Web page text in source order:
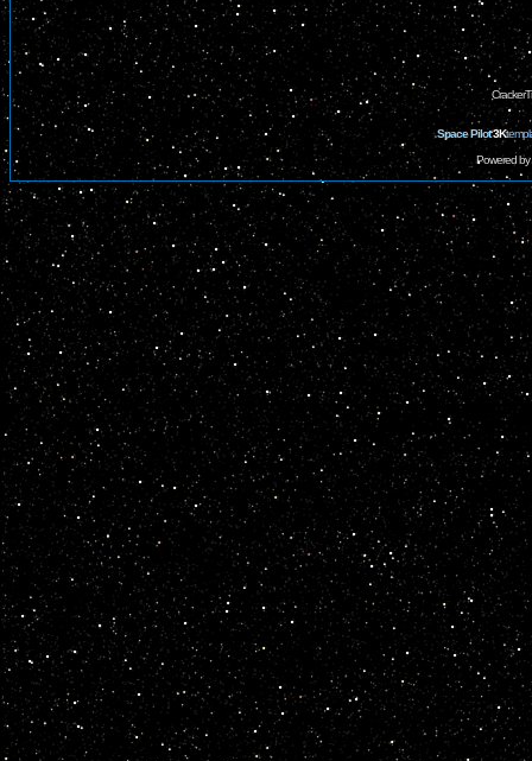
Space Pilot3K
Powered by